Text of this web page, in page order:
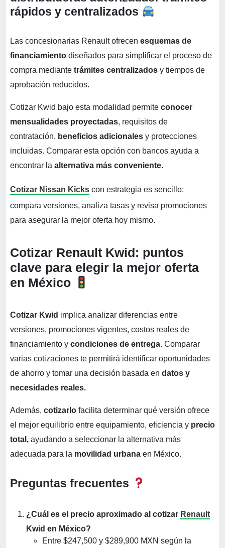
rápidos y centralizados
Las concesionarias Renault ofrecen esquemas de
financiamiento diseñados para simplificar el proceso de
compra mediante trámites centralizados y tiempos de
aprobación reducidos.
Cotizar Kwid bajo esta modalidad permite conocer
mensualidades proyectadas, requisitos de
contratación, beneficios adicionales y protecciones
incluidas. Comparar esta opción con bancos ayuda a
encontrar la alternativa más conveniente.
Cotizar Nissan Kicks con estrategia es sencillo:
compara versiones, analiza tasas y revisa promociones
para asegurar la mejor oferta hoy mismo.
Cotizar Renault Kwid: puntos
clave para elegir la mejor oferta
en México
Cotizar Kwid implica analizar diferencias entre
versiones, promociones vigentes, costos reales de
financiamiento y condiciones de entrega. Comparar
varias cotizaciones te permitirá identificar oportunidades
de ahorro y tomar una decisión basada en datos y
necesidades reales.
Además, cotizarlo facilita determinar qué versión ofrece
el mejor equilibrio entre equipamiento, eficiencia y precio
total, ayudando a seleccionar la alternativa más
adecuada para la movilidad urbana en México.
Preguntas frecuentes
¿Cuál es el precio aproximado al cotizar Renault
Kwid en México?
Entre $247,500 y $289,900 MXN según la